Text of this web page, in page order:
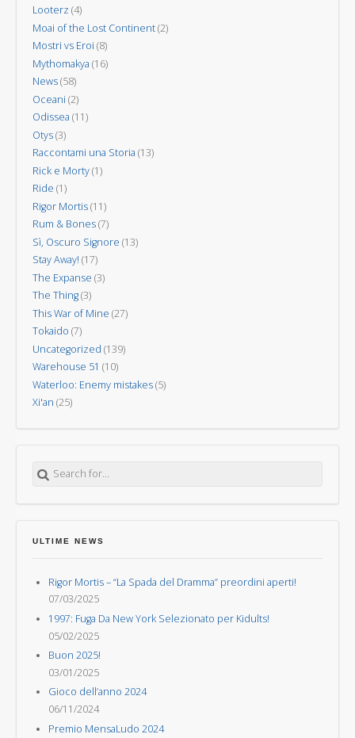
Looterz (4)
Moai of the Lost Continent(2)
Mostri vs Eroi (8)
Mythomakya (16)
News(58)
Oceani (2)
Odissea (11)
Otys(3)
Raccontami una Storia (13)
Rick e Morty(1)
Ride (1)
Rigor Mortis(11)
Rum & Bones(7)
Sì, Oscuro Signore (13)
Stay Away! (17)
The Expanse (3)
The Thing(3)
This War of Mine (27)
Tokaido (7)
Uncategorized (139)
Warehouse 51 (10)
Waterloo: Enemy mistakes(5)
Xi'an (25)
ULTIME NEWS
Rigor Mortis – “La Spada del Dramma” preordini aperti!
07/03/2025
1997: Fuga Da New York Selezionato per Kidults!
05/02/2025
Buon 2025!
03/01/2025
Gioco dell’anno 2024
06/11/2024
Premio MensaLudo 2024